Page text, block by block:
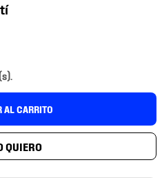
AL CARRITO